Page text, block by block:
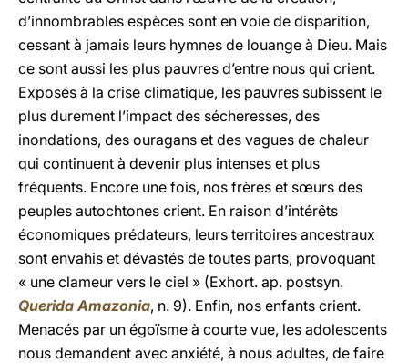
d’innombrables espèces sont en voie de disparition,
cessant à jamais leurs hymnes de louange à Dieu. Mais
ce sont aussi les plus pauvres d’entre nous qui crient.
Exposés à la crise climatique, les pauvres subissent le
plus durement l’impact des sécheresses, des
inondations, des ouragans et des vagues de chaleur
qui continuent à devenir plus intenses et plus
fréquents. Encore une fois, nos frères et sœurs des
peuples autochtones crient. En raison d’intérêts
économiques prédateurs, leurs territoires ancestraux
sont envahis et dévastés de toutes parts, provoquant
« une clameur vers le ciel » (Exhort. ap. postsyn.
Querida Amazonia, n. 9). Enfin, nos enfants crient.
Menacés par un égoïsme à courte vue, les adolescents
nous demandent avec anxiété, à nous adultes, de faire